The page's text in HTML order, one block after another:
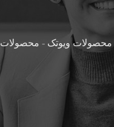
محصولات ویوتک - محصولات